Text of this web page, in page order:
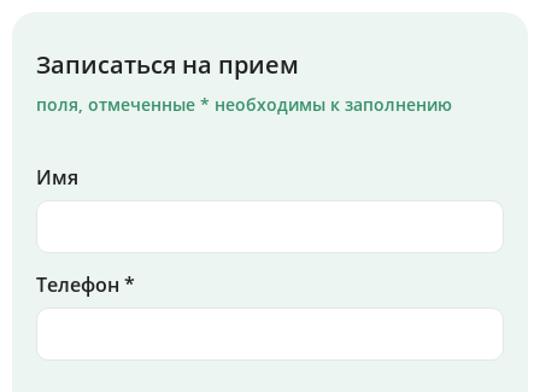
Записаться на прием
поля, отмеченные * необходимы к заполнению
Имя
Телефон *